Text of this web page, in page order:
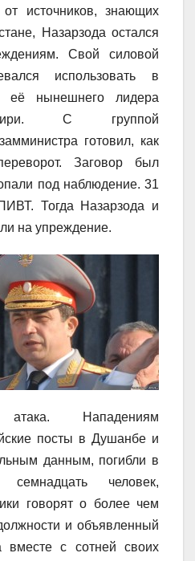
от источников, знающих
Назарзода остался
Свой силовой
использовать в
нынешнего лидера
С группой
готовил, как
Заговор был
под наблюдение. 31
Тогда Назарзода и
на упреждение.
атака. Нападениям
посты в Душанбе и
данным, погибли в
человек,
говорят о более чем
и объявленный
вместе с сотней своих